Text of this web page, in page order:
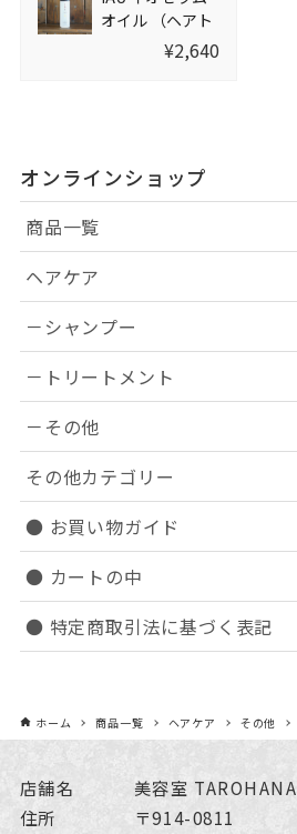
オイル （ヘアト
リートメント）
100ml ※サロン
¥2,640
オンラインショップ
商品一覧
ヘアケア
－シャンプー
－トリートメント
－その他
その他カテゴリー
● お買い物ガイド
● カートの中
● 特定商取引法に基づく表記
ホーム 商品一覧 ヘアケア その他
店舗名
美容室 TAROHANA
住所
〒914-0811